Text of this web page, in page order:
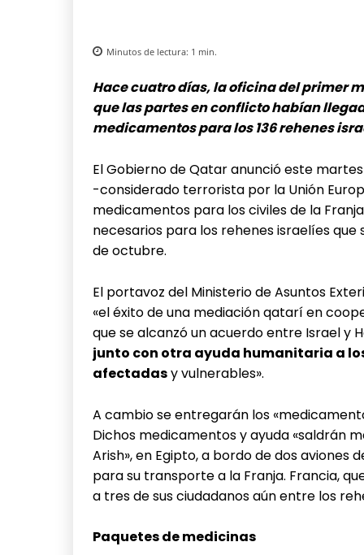
Minutos de lectura: 1 min.
Hace cuatro días, la oficina del primer
que las partes en conflicto habían
medicamentos para los 136 rehenes
El Gobierno de Qatar anunció este
-considerado terrorista por la Unión
medicamentos para los civiles de la
necesarios para los rehenes israelíes
de octubre.
El portavoz del Ministerio de Asuntos
«el éxito de una mediación qatarí en
que se alcanzó un acuerdo entre Israel y
junto con otra ayuda humanitaria a
afectadasy vulnerables».
A cambio se entregarán los
Dichos medicamentos y ayuda «saldrán
Arish», en Egipto, a bordo de dos
para su transporte a la Franja. Francia,
a tres de sus ciudadanos aún entre los
Paquetes de medicinas